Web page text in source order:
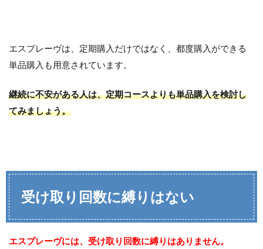
エスプレーヴは、定期購入だけではなく、都度購入ができる
単品購入も用意されています。
継続に不安がある人は、定期コースよりも単品購入を検討し
てみましょう。
受け取り回数に縛りはない
エスプレーヴには、受け取り回数に縛りはありません。